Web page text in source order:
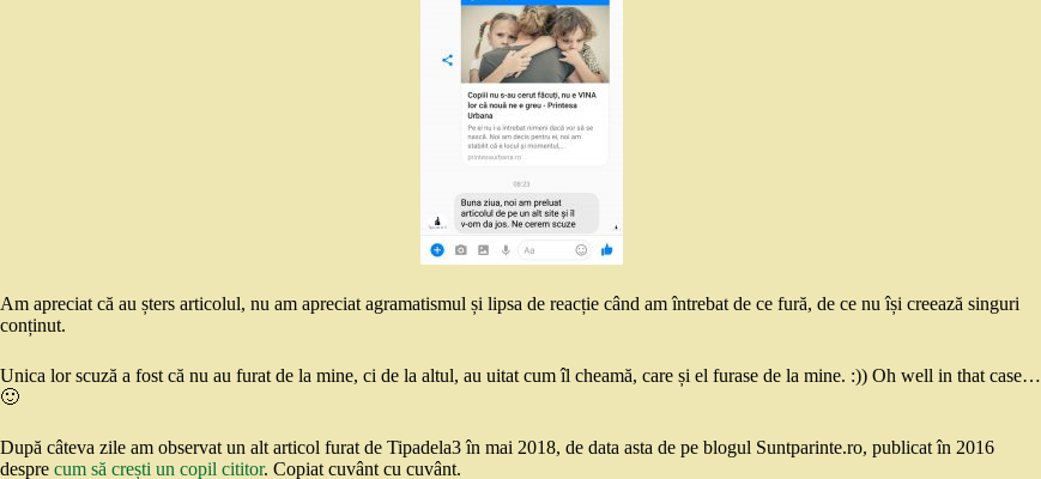
Am apreciat că au șters articolul, nu am apreciat agramatismul și lipsa de reacție când am întrebat de ce fură, de ce nu își creează singuri
conținut.
Unica lor scuză a fost că nu au furat de la mine, ci de la altul, au uitat cum îl cheamă, care și el furase de la mine. :)) Oh well in that case…
🙂
După câteva zile am observat un alt articol furat de Tipadela3 în mai 2018, de data asta de pe blogul Suntparinte.ro, publicat în 2016
despre cum să crești un copil cititor. Copiat cuvânt cu cuvânt.